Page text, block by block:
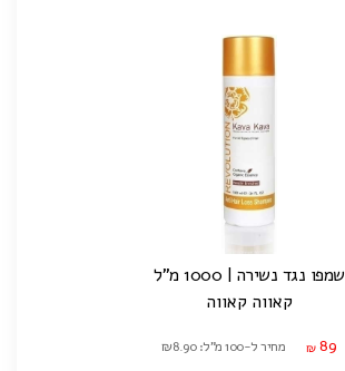
שמפו נגד נשירה | 1000 מ"ל
קאווה קאווה
₪ 89 מחיר ל-100 מ"ל: ₪8.90